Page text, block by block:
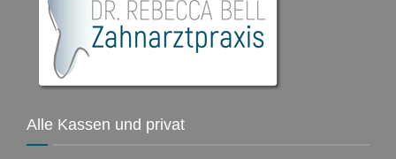
Alle Kassen und privat